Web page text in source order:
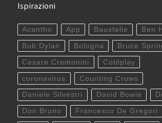
Ispirazioni
Acantho App Baustelle Ben
Bob Dylan Bologna Bruce
Cesare Cremonini Coldplay
coronavirus Counting Crows
Daniele Silvestri David Bowie
Don Bruno Francesco De Gregori